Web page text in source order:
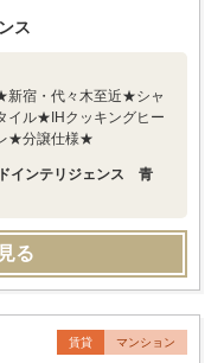
ス
宿・代々木至近★シャ
イル★IHクッキングヒー
★分譲仕様★
インテリジェンス 青
る
賃貸 マンション